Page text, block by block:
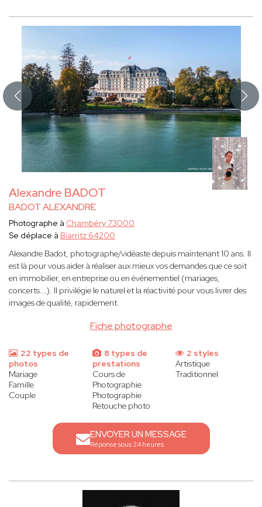
Alexandre BADOT
BADOT ALEXANDRE
Fiche photographe
Photographe à Chambéry 73000
Se déplace à Biarritz 64200
Alexandre Badot, photographe/vidéaste depuis maintenant 10 ans. Il
est là pour vous aider à réaliser aux mieux vos demandes que ce soit
en immobilier, en entreprise ou en événementiel (mariages,
concerts...). Il privilégie le naturel et la réactivité pour vous livrer des
images de qualité, rapidement.
22 types de
photos
Mariage
Famille
Couple
8 types de
prestations
Cours de
Photographie
Photographie
Retouche photo
2 styles
Artistique
Traditionnel
ENVOYER UN MESSAGE
Réponse sous 24 heures